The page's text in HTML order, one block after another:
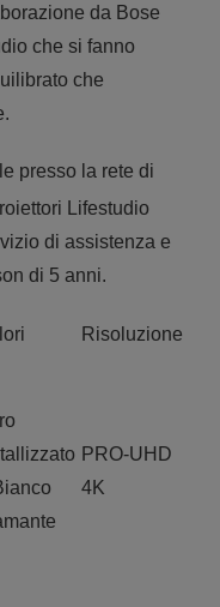
da Bose
che si fanno
che
presso la rete di
Lifestudio
di assistenza e
di 5 anni.
Risoluzione
PRO-UHD
4K